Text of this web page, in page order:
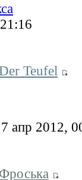
Teufel
апр 2012,
Фроська